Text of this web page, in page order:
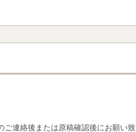
ご連絡後または原稿確認後にお願い致